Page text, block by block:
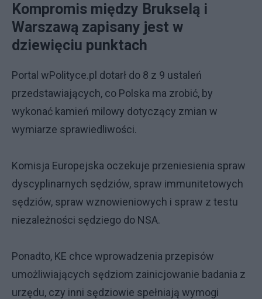
Kompromis między Brukselą i
Warszawą zapisany jest w
dziewięciu punktach
Portal wPolityce.pl dotarł do 8 z 9 ustaleń
przedstawiających, co Polska ma zrobić, by
wykonać kamień milowy dotyczący zmian w
wymiarze sprawiedliwości.
Komisja Europejska oczekuje przeniesienia spraw
dyscyplinarnych sędziów, spraw immunitetowych
sędziów, spraw wznowieniowych i spraw z testu
niezależności sędziego do NSA.
Ponadto, KE chce wprowadzenia przepisów
umożliwiających sędziom zainicjowanie badania z
urzędu, czy inni sędziowie spełniają wymogi